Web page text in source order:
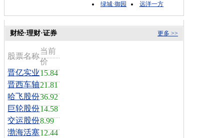
绿城·御园
远洋一方
更多 >>
财经·理财·证券
股票名称
当前
价
晋亿实业15.84
晋西车轴21.81
哈飞股份36.92
巨轮股份14.58
交运股份8.99
渤海活塞12.44